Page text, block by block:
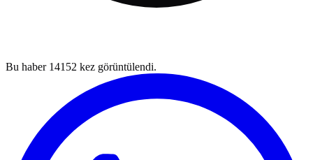
Bu haber 14152 kez görüntülendi.